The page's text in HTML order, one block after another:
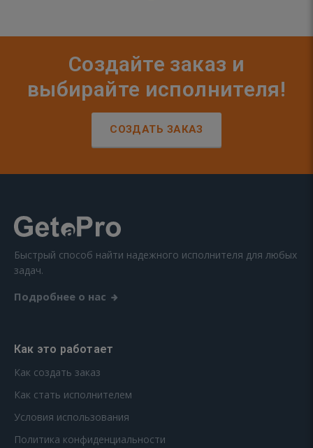
Создайте заказ и
выбирайте исполнителя!
СОЗДАТЬ ЗАКАЗ
Быстрый способ найти надежного исполнителя для любых
задач.
Подробнее о нас
Как это работает
Как создать заказ
Как стать исполнителем
Условия использования
Политика конфиденциальности